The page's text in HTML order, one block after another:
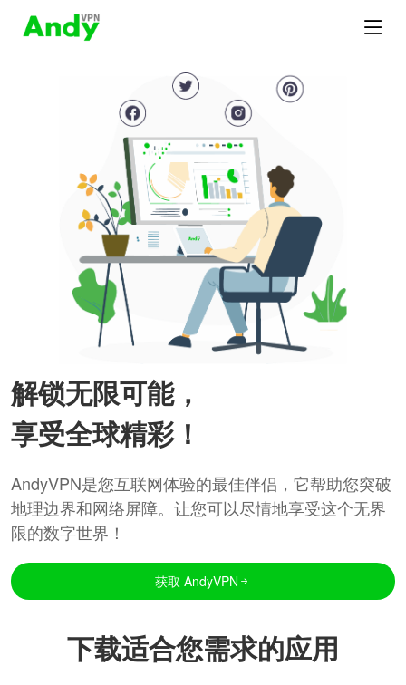
解锁无限可能，
享受全球精彩！
AndyVPN是您互联网体验的最佳伴侣，它帮助您突破
地理边界和网络屏障。让您可以尽情地享受这个无界
限的数字世界！
获取 AndyVPN
下载适合您需求的应用